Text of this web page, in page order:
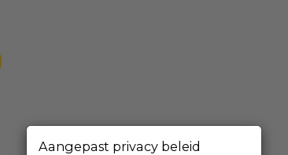
Aangepast privacy beleid